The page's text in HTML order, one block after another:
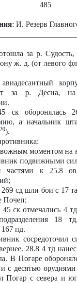
485
: И. Резерв
за р.
ж. д. (от левого
за р. Десна,
ск оборонялась
а начальник
20).
моментом на
подвижными
частями к 25.8
сд шли бои с 17
Почеп;
ск отмечались 4
18
167 пд.
28.8 4 тд
В Погаре
с десятью
Погар с севера и